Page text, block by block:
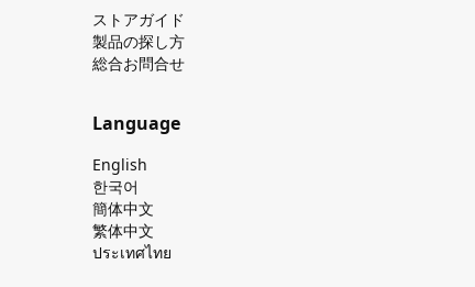
ストアガイド
製品の探し⽅
総合お問合せ
Language
English
한국어
簡体中文
繁体中文
ประเทศไทย